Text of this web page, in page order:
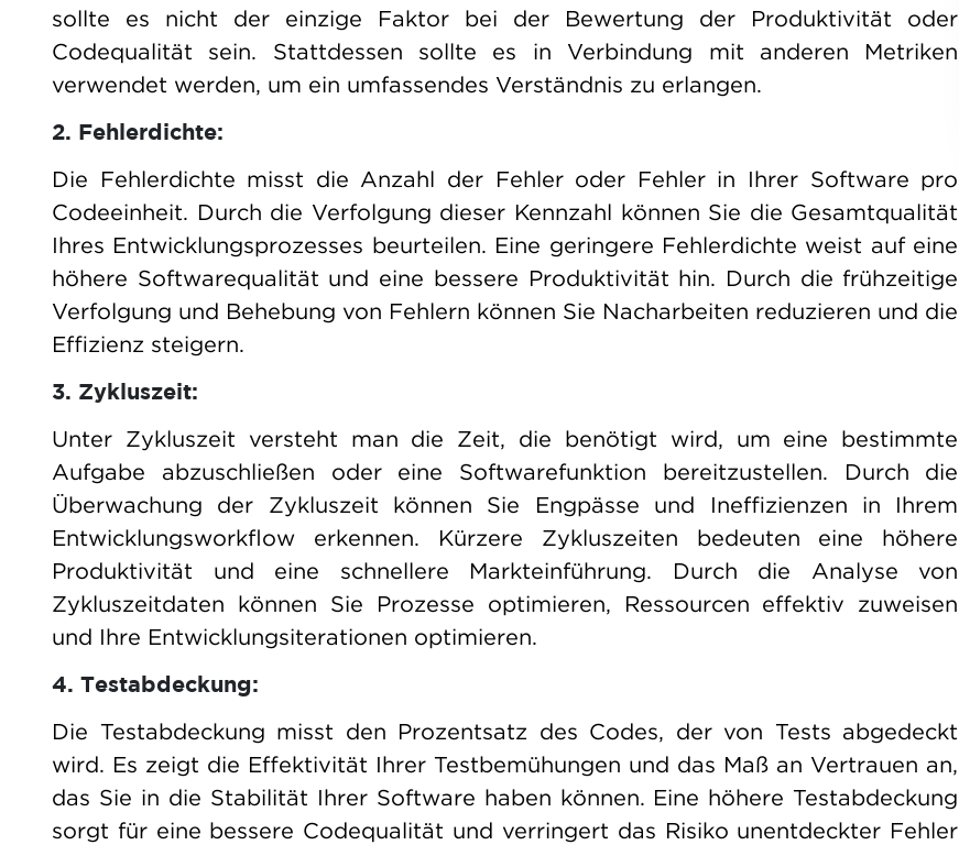
sollte es nicht der einzige Faktor bei der Bewertung der Produktivität oder
Codequalität sein. Stattdessen sollte es in Verbindung mit anderen Metriken
verwendet werden, um ein umfassendes Verständnis zu erlangen.
2. Fehlerdichte:
Die Fehlerdichte misst die Anzahl der Fehler oder Fehler in Ihrer Software pro
Codeeinheit. Durch die Verfolgung dieser Kennzahl können Sie die Gesamtqualität
Ihres Entwicklungsprozesses beurteilen. Eine geringere Fehlerdichte weist auf eine
höhere Softwarequalität und eine bessere Produktivität hin. Durch die frühzeitige
Verfolgung und Behebung von Fehlern können Sie Nacharbeiten reduzieren und die
Effizienz steigern.
3. Zykluszeit:
Unter Zykluszeit versteht man die Zeit, die benötigt wird, um eine bestimmte
Aufgabe abzuschließen oder eine Softwarefunktion bereitzustellen. Durch die
Überwachung der Zykluszeit können Sie Engpässe und Ineffizienzen in Ihrem
Entwicklungsworkflow erkennen. Kürzere Zykluszeiten bedeuten eine höhere
Produktivität und eine schnellere Markteinführung. Durch die Analyse von
Zykluszeitdaten können Sie Prozesse optimieren, Ressourcen effektiv zuweisen
und Ihre Entwicklungsiterationen optimieren.
4. Testabdeckung:
Die Testabdeckung misst den Prozentsatz des Codes, der von Tests abgedeckt
wird. Es zeigt die Effektivität Ihrer Testbemühungen und das Maß an Vertrauen an,
das Sie in die Stabilität Ihrer Software haben können. Eine höhere Testabdeckung
sorgt für eine bessere Codequalität und verringert das Risiko unentdeckter Fehler